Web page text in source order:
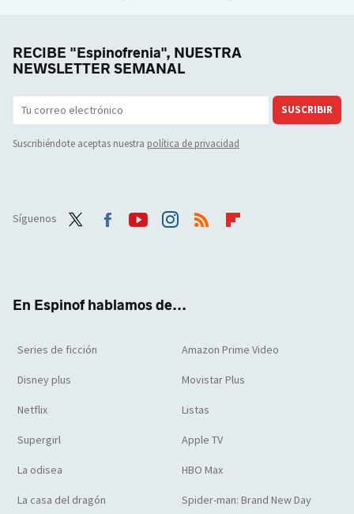
RECIBE "Espinofrenia", NUESTRA
NEWSLETTER SEMANAL
SUSCRIBIR
Suscribiéndote aceptas nuestra política de privacidad
Síguenos
En Espinof hablamos de...
Series de ficción Amazon Prime Video
Disney plus Movistar Plus
Netflix Listas
Supergirl Apple TV
La odisea HBO Max
La casa del dragón Spider-man: Brand New Day